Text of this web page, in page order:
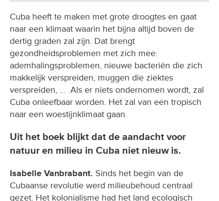
Cuba heeft te maken met grote droogtes en gaat
naar een klimaat waarin het bijna altijd boven de
dertig graden zal zijn. Dat brengt
gezondheidsproblemen met zich mee:
ademhalingsproblemen, nieuwe bacteriën die zich
makkelijk verspreiden, muggen die ziektes
verspreiden, … Als er niets ondernomen wordt, zal
Cuba onleefbaar worden. Het zal van een tropisch
naar een woestijnklimaat gaan.
Uit het boek blijkt dat de aandacht voor
natuur en milieu in Cuba niet nieuw is.
Isabelle Vanbrabant. Sinds het begin van de
Cubaanse revolutie werd milieubehoud centraal
gezet. Het kolonialisme had het land ecologisch